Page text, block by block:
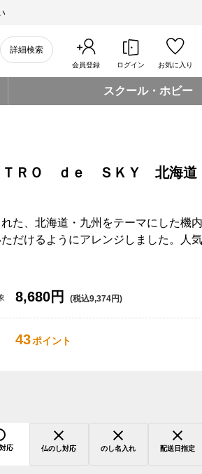
詳細検索
会員登録 ログイン お気に入り
スクール・ホビー
ＴＲＯ ｄｅ ＳＫＹ 北海道
れた、北海道・九州をテーマにした機
だけるようにアレンジしました。人
8,680円 (税込9,374円)
43ポイント
応 仏のし対応 のし名入れ 配送日指定